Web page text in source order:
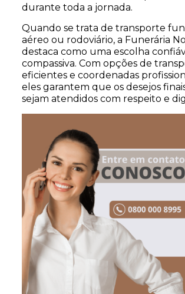
durante toda a jornada.
Quando se trata de transporte
aéreo ou rodoviário, a Funerária
destaca como uma escolha
compassiva. Com opções de
eficientes e coordenadas
eles garantem que os desejos
sejam atendidos com respeito e